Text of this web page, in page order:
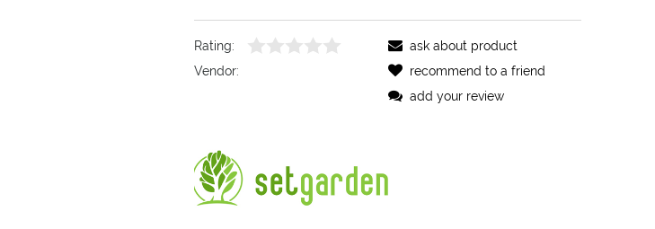
Rating:
Vendor:
ask about product
recommend to a friend
add your review